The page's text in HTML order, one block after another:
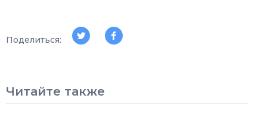
Поделиться:
Читайте также